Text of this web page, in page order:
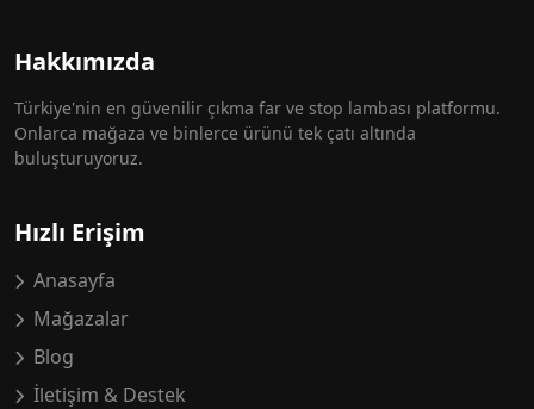
Hakkımızda
Türkiye'nin en güvenilir çıkma far ve stop lambası platformu.
Onlarca mağaza ve binlerce ürünü tek çatı altında
buluşturuyoruz.
Hızlı Erişim
Anasayfa
Mağazalar
Blog
İletişim & Destek